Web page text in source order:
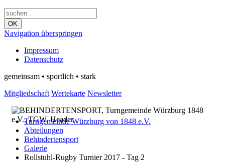
OK
Navigation überspringen
Impressum
Datenschutz
gemeinsam • sportlich • stark
Mitgliedschaft Wertekarte Newsletter
Turngemeinde Würzburg von 1848 e.V.
Abteilungen
Behindertensport
Galerie
Rollstuhl-Rugby Turnier 2017 - Tag 2